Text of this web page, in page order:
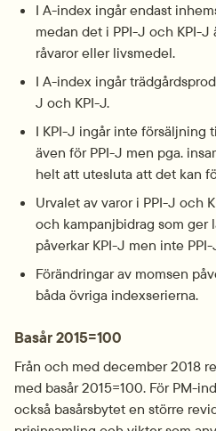
I A-index ingår endast
medan det i PPI-J och KPI-
råvaror eller livsmedel.
I A-index ingår
J och KPI-J.
I KPI-J ingår inte försäljning
även för PPI-J men pga.
helt att utesluta att det kan
Urvalet av varor i PPI-J och
och kampanjbidrag som ger
påverkar KPI-J men inte PPI-
Förändringar av momsen
båda övriga indexserierna.
Basår 2015=100
Från och med december 2018
med basår 2015=100. För PM-
också basårsbytet en större